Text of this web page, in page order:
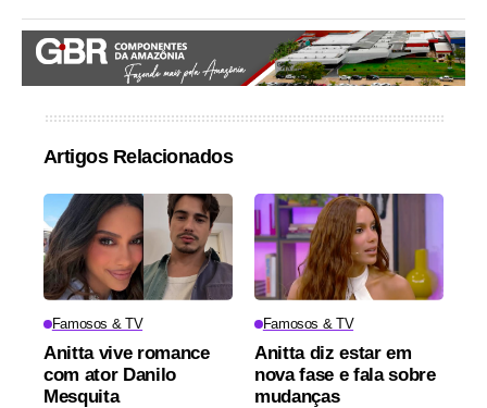
Artigos Relacionados
Famosos & TV
Anitta vive romance
com ator Danilo
Mesquita
Famosos & TV
Anitta diz estar em
nova fase e fala sobre
mudanças